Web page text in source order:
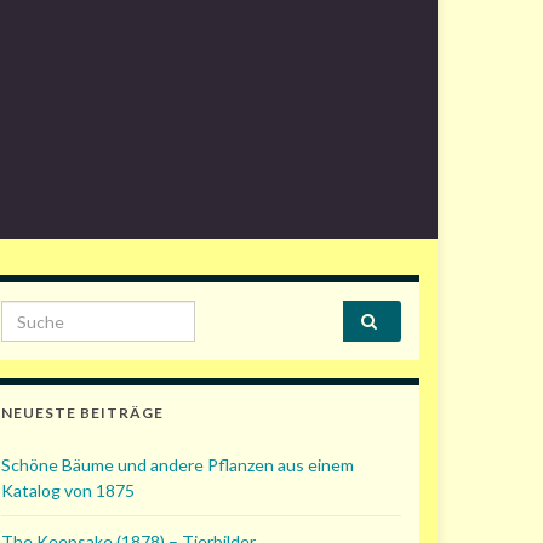
Search for:
NEUESTE BEITRÄGE
Schöne Bäume und andere Pflanzen aus einem
Katalog von 1875